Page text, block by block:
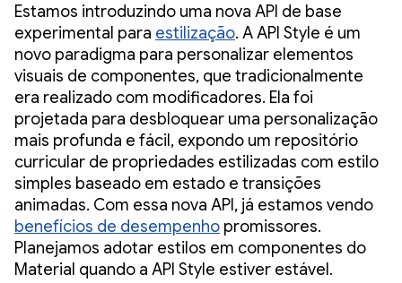
Estamos introduzindo uma nova API de base
experimental para estilização. A API Style é um
novo paradigma para personalizar elementos
visuais de componentes, que tradicionalmente
era realizado com modificadores. Ela foi
projetada para desbloquear uma personalização
mais profunda e fácil, expondo um repositório
curricular de propriedades estilizadas com estilo
simples baseado em estado e transições
animadas. Com essa nova API, já estamos vendo
benefícios de desempenho promissores.
Planejamos adotar estilos em componentes do
Material quando a API Style estiver estável.